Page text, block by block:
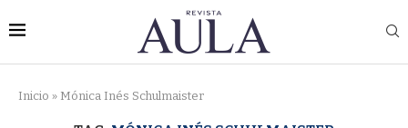
Inicio » Mónica Inés Schulmaister